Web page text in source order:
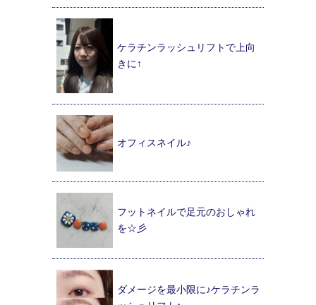
ケラチンラッシュリフトで上向
きに↑
オフィスネイル♪
フットネイルで足元のおしゃれ
を☆彡
ダメージを最小限に♪ケラチンラ